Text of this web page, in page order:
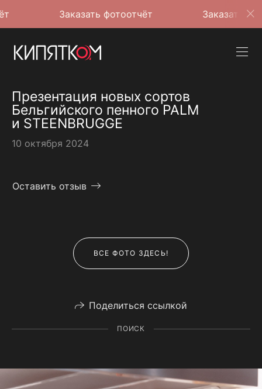
Заказать фотоотчёт Заказать фотоотчёт
Презентация новых сортов
Бельгийского пенного PALM
и STEENBRUGGE
10 октября 2024
Оставить отзыв
ВСЕ ФОТО ЗДЕСЬ!
Поделиться ссылкой
ПОИСК